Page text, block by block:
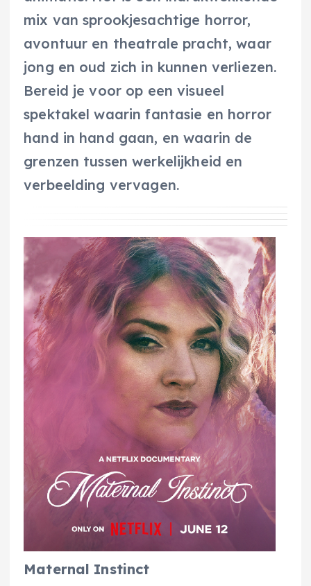
mix van sprookjesachtige horror,
avontuur en theatrale pracht, waar
jong en oud zich in kunnen verliezen.
Bereid je voor op een visueel
spektakel waarin fantasie en horror
hand in hand gaan, en waarin de
grenzen tussen werkelijkheid en
verbeelding vervagen.
Maternal Instinct